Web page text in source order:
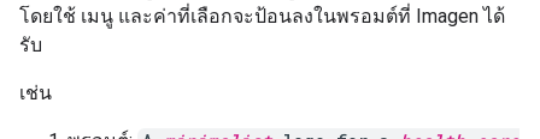
โดยใช้ เมนู และค่าที่เลือกจะป้อนลงในพรอมต์ที่ Imagen ได้
รับ
เช่น